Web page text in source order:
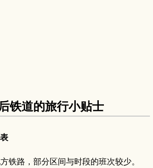
铁道的旅行小贴士
铁路，部分区间与时段的班次较少。